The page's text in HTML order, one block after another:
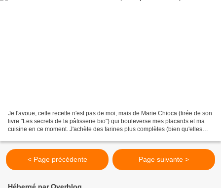
Je l'avoue, cette recette n'est pas de moi, mais de Marie Chioca (tirée de son
livre "Les secrets de la pâtisserie bio") qui bouleverse mes placards et ma
cuisine en ce moment. J'achète des farines plus complètes (bien qu'elles
< Page précédente Page suivante >